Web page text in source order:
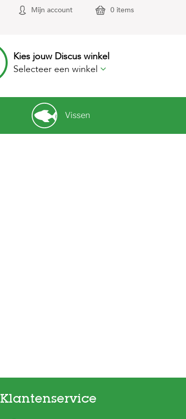
Mijn account 0 items
Kies jouw Discus winkel
Selecteer een winkel
Vissen
Klantenservice